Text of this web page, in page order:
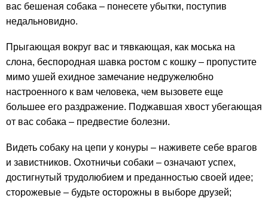
вас бешеная собака – понесете убытки, поступив
недальновидно.
Прыгающая вокруг вас и тявкающая, как моська на
слона, беспородная шавка ростом с кошку – пропустите
мимо ушей ехидное замечание недружелюбно
настроенного к вам человека, чем вызовете еще
большее его раздражение. Поджавшая хвост убегающая
от вас собака – предвестие болезни.
Видеть собаку на цепи у конуры – наживете себе врагов
и завистников. Охотничьи собаки – означают успех,
достигнутый трудолюбием и преданностью своей идее;
сторожевые – будьте осторожны в выборе друзей;